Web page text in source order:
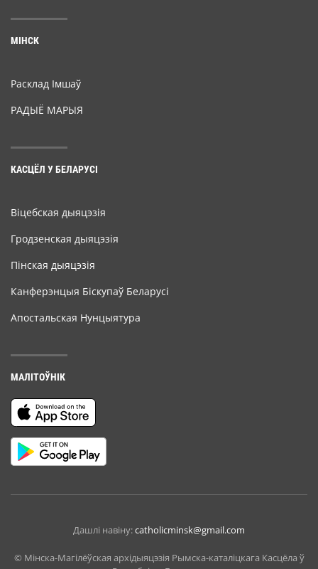
МІНСК
Расклад Імшаў
РАДЫЁ МАРЫЯ
КАСЦЁЛ У БЕЛАРУСІ
Віцебская дыяцэзія
Гродзенская дыяцэзія
Пінская дыяцэзія
Канферэнцыя Біскупаў Беларусі
Апостальская Нунцыятура
МАЛІТОЎНІК
Дашлі навіну:catholicminsk@gmail.com
© Мiнска-Магiлёўская архiдыяцэзiя Рымска-каталіцкага Касцёла ў